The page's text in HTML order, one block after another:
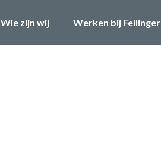
Wie zijn wij Werken bij Fellinger